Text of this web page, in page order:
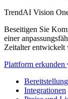
TrendAI Vision
Beseitigen Sie
einer
Zeitalter entwickelt
Plattform erkunden
Integrationen